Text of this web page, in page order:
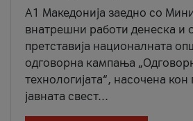
A1 Македонија заедно со
внатрешни работи денеска и
претставија националната
одговорна кампања
технологијата“, насочена
јавната свест...